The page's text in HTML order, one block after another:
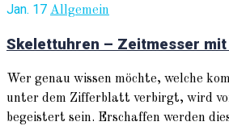
Jan. 17 Allgemein
Skelettuhren – Zeitmesser
Wer genau wissen möchte, welche
unter dem Zifferblatt verbirgt, wird
begeistert sein. Erschaffen werden